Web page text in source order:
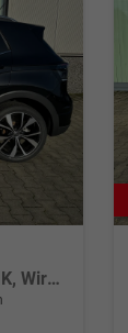
LIFE 1.0 TSI 115PS DSG/AUTOMATIK, Wireless App-Connect, Side Assist, ACC/Tempomat, 16" Alu, Parksensoren vo/hi, LED-Scheinwerfer, Radio Composition 8", Klima, M-Lederlenkrad, Digitales Cockpit, Dachreling